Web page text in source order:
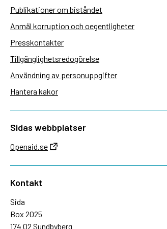
Publikationer om biståndet
Anmäl korruption och oegentligheter
Presskontakter
Tillgänglighetsredogörelse
Användning av personuppgifter
Hantera kakor
Sidas webbplatser
Openaid.se
Kontakt
Sida
Box 2025
174 02 Sundbyberg